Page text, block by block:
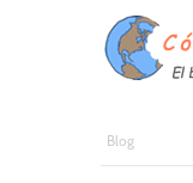
Blog